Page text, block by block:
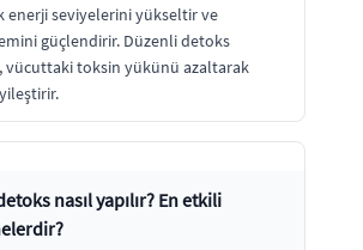
enerji seviyelerini yükseltir ve
güçlendirir. Düzenli detoks
vücuttaki toksin yükünü azaltarak
nasıl yapılır? En etkili